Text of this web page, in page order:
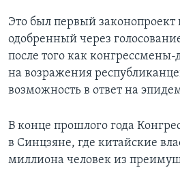
Это был первый законопроект
одобренный через
после того как
на возражения
возможность в ответ на
В конце прошлого года
в Синцзяне, где китайские
миллиона человек из